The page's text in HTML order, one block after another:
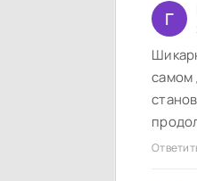
Г
самом